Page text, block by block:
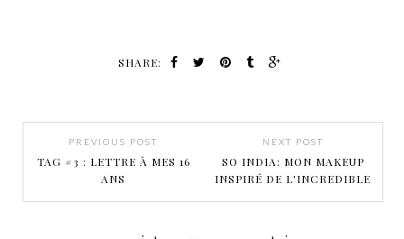
SHARE:
PREVIOUS POST
TAG #3 : LETTRE À MES 16
ANS
NEXT POST
SO INDIA: MON MAKEUP
INSPIRÉ DE L'INCREDIBLE